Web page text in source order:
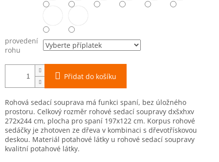
provedení
rohu
Přidat do košíku
Rohová sedací souprava má funkci spaní, bez úložného
prostoru. Celkový rozměr rohové sedací soupravy dxšxhxv
272x244 cm, plocha pro spaní 197x122 cm. Korpus rohové
sedáčky je zhotoven ze dřeva v kombinaci s dřevotřískovou
deskou. Materiál potahové látky u rohové sedací soupravy
kvalitní potahové látky.